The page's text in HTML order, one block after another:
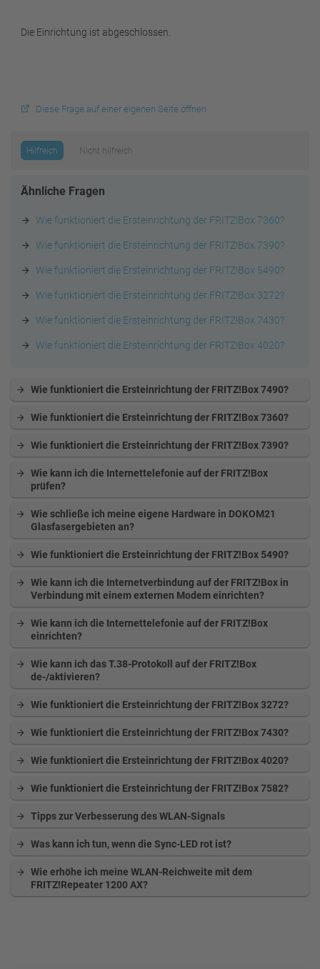
Die Einrichtung ist abgeschlossen.
Diese Frage auf einer eigenen Seite öffnen
Hilfreich Nicht hilfreich
Ähnliche Fragen
Wie funktioniert die Ersteinrichtung der FRITZ!Box 7360?
Wie funktioniert die Ersteinrichtung der FRITZ!Box 7390?
Wie funktioniert die Ersteinrichtung der FRITZ!Box 5490?
Wie funktioniert die Ersteinrichtung der FRITZ!Box 3272?
Wie funktioniert die Ersteinrichtung der FRITZ!Box 7430?
Wie funktioniert die Ersteinrichtung der FRITZ!Box 4020?
Wie funktioniert die Ersteinrichtung der FRITZ!Box 7490?
Wie funktioniert die Ersteinrichtung der FRITZ!Box 7360?
Wie funktioniert die Ersteinrichtung der FRITZ!Box 7390?
Wie kann ich die Internettelefonie auf der FRITZ!Box
prüfen?
Wie schließe ich meine eigene Hardware in DOKOM21
Glasfasergebieten an?
Wie funktioniert die Ersteinrichtung der FRITZ!Box 5490?
Wie kann ich die Internetverbindung auf der FRITZ!Box in
Verbindung mit einem externen Modem einrichten?
Wie kann ich die Internettelefonie auf der FRITZ!Box
einrichten?
Wie kann ich das T.38-Protokoll auf der FRITZ!Box
de-/aktivieren?
Wie funktioniert die Ersteinrichtung der FRITZ!Box 3272?
Wie funktioniert die Ersteinrichtung der FRITZ!Box 7430?
Wie funktioniert die Ersteinrichtung der FRITZ!Box 4020?
Wie funktioniert die Ersteinrichtung der FRITZ!Box 7582?
Tipps zur Verbesserung des WLAN-Signals
Was kann ich tun, wenn die Sync-LED rot ist?
Wie erhöhe ich meine WLAN-Reichweite mit dem
FRITZ!Repeater 1200 AX?